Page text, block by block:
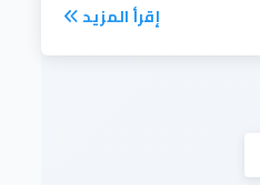
إقرأ المزيد